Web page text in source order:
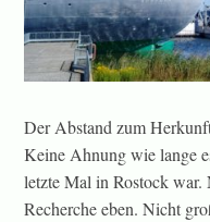
Der Abstand zum
Keine Ahnung wie lange
letzte Mal in Rostock war.
Recherche eben. Nicht